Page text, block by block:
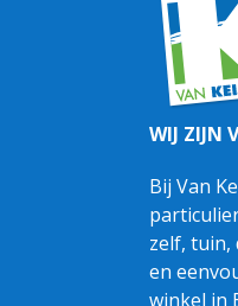
WIJ ZIJN
Bij Van
zelf, tuin,
en
winkel in